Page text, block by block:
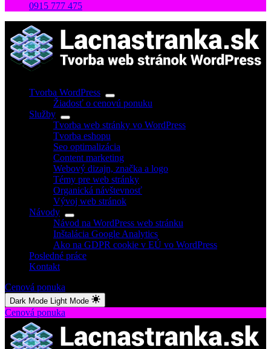
0915 777 475
Tvorba WordPress
Žiadosť o cenovú ponuku
Služby
Tvorba web stránky vo WordPress
Tvorba eshopu
Seo optimalizácia
Content marketing
Webový dizajn, značka a logo
Témy pre web stránky
Organická návštevnosť
Vývoj web stránok
Návody
Návod na WordPress web stránku
Inštalácia Google Analytics
Ako na GDPR cookie v EÚ vo WordPress
Posledné práce
Kontakt
Cenová ponuka
Dark Mode Light Mode
Cenová ponuka